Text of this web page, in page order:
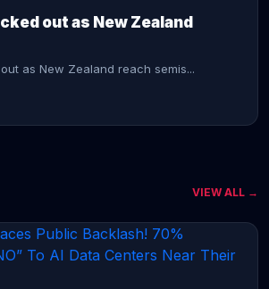
out as New Zealand
as New Zealand reach semis...
→
VIEW ALL →